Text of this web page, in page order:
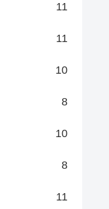
11
11
10
8
10
8
11